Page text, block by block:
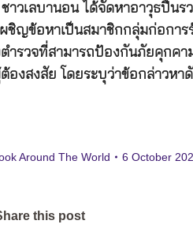
าวเลบานอน ได้จัดหาอาวุธปื
ญข้อหาเป็นสมาชิกกลุ่มก่อกา
รวจที่สามารถป้องกันภัยคุกค
สงสัย โดยระบุว่าข้อกล่าวหา
Around The World 6 October
this post